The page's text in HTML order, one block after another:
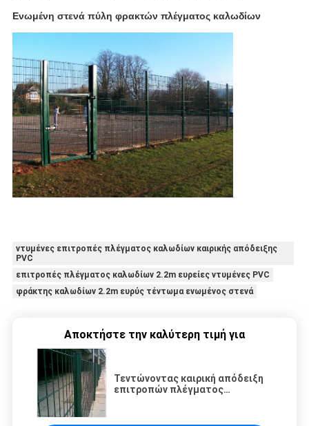
Ενωμένη στενά πύλη φρακτών πλέγματος καλωδίων
ντυμένες επιτροπές πλέγματος καλωδίων καιρικής απόδειξης
PVC
επιτροπές πλέγματος καλωδίων 2.2m ευρείες ντυμένες PVC
φράκτης καλωδίων 2.2m ευρύς τέντωμα ενωμένος στενά
Αποκτήστε την καλύτερη τιμή για
Τεντώνοντας καιρική απόδειξη
επιτροπών πλέγματος